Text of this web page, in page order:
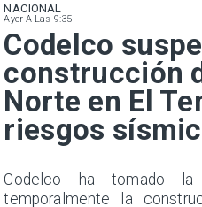
NACIONAL
Ayer A Las 9:35
Codelco
construcción
Norte en El
riesgos
Codelco ha tomado la
temporalmente la